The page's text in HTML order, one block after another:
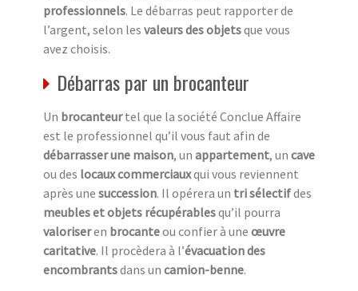
professionnels. Le débarras peut rapporter de
l’argent, selon les valeurs des objetsque vous
avez choisis.
Débarras par un brocanteur
Un brocanteurtel que la société Conclue Affaire
est le professionnel qu’il vous faut afin de
débarrasser une maison, un appartement, un cave
ou des locaux commerciauxqui vous reviennent
après une succession. Il opérera un tri sélectifdes
meubles et objets récupérablesqu’il pourra
valoriseren brocanteou confier à une œuvre
caritative. Il procèdera à l’évacuation des
encombrantsdans un camion-benne.